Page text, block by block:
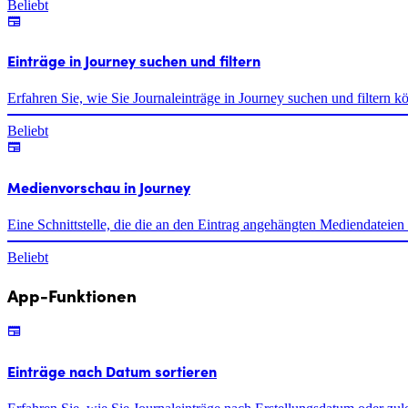
Beliebt
Einträge in Journey suchen und filtern
Erfahren Sie, wie Sie Journaleinträge in Journey suchen und filtern
Beliebt
Medienvorschau in Journey
Eine Schnittstelle, die die an den Eintrag angehängten Mediendateien
Beliebt
App-Funktionen
Einträge nach Datum sortieren